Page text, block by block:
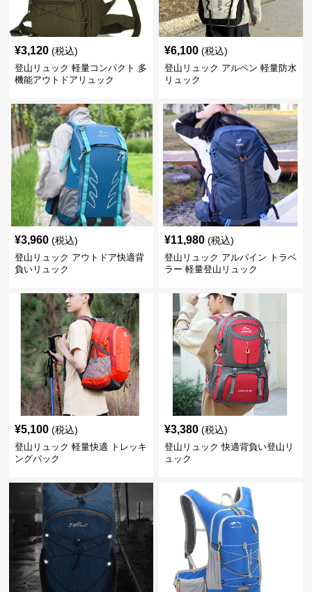
¥3,120 (税込)
登山リュック 軽量コンパクト 多
機能アウトドアリュック
¥6,100 (税込)
登山リュック アルペン 軽量防水
リュック
¥3,960 (税込)
登山リュック アウトドア快適背
負いリュック
¥11,980 (税込)
登山リュック アルパイン トラベ
ラー 軽量登山リュック
¥5,100 (税込)
登山リュック 軽量快適 トレッキ
ングパック
¥3,380 (税込)
登山リュック 快適背負い登山リ
ュック